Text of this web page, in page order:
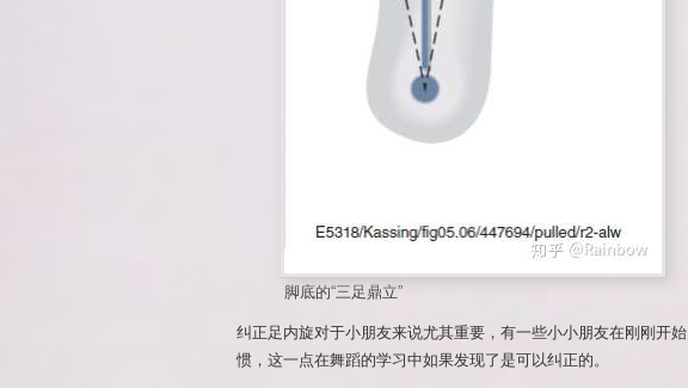
脚底的“三足鼎立”
纠正足内旋对于小朋友来说尤其重要，有一些小小朋友在刚刚开
惯，这一点在舞蹈的学习中如果发现了是可以纠正的。